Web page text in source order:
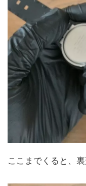
ここまでくると、